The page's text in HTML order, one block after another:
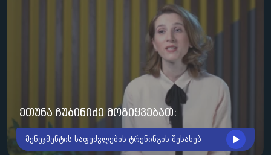
ეთუნა ჩუბინიძე მოგიყვებათ:
მენეჯმენტის საფუძვლების ტრენინგის შესახებ